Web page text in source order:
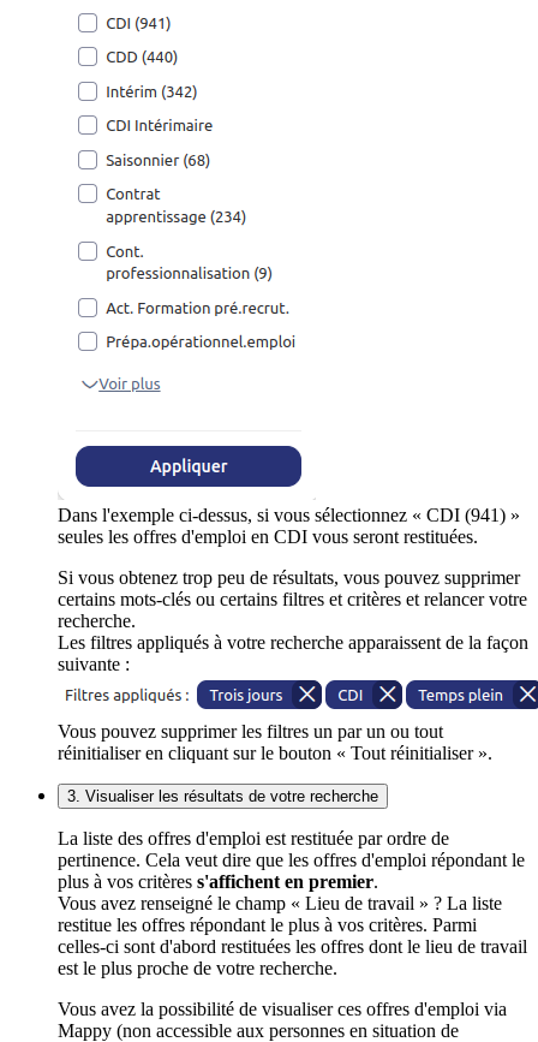
Dans l'exemple ci-dessus, si vous sélectionnez « CDI (941) »
seules les offres d'emploi en CDI vous seront restituées.
Si vous obtenez trop peu de résultats, vous pouvez supprimer
certains mots-clés ou certains filtres et critères et relancer votre
recherche.
Les filtres appliqués à votre recherche apparaissent de la façon
suivante :
Vous pouvez supprimer les filtres un par un ou tout
réinitialiser en cliquant sur le bouton « Tout réinitialiser ».
3. Visualiser les résultats de votre recherche
La liste des offres d'emploi est restituée par ordre de
pertinence. Cela veut dire que les offres d'emploi répondant le
plus à vos critères s'affichent en premier.
Vous avez renseigné le champ « Lieu de travail » ? La liste
restitue les offres répondant le plus à vos critères. Parmi
celles-ci sont d'abord restituées les offres dont le lieu de travail
est le plus proche de votre recherche.
Vous avez la possibilité de visualiser ces offres d'emploi via
Mappy (non accessible aux personnes en situation de